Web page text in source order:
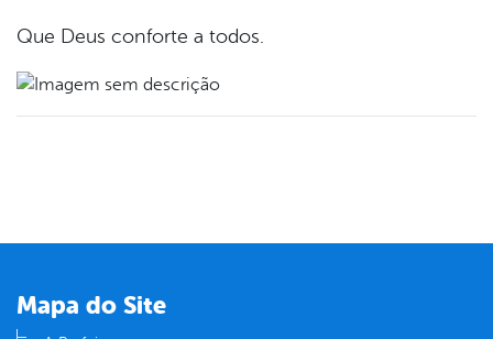
Que Deus conforte a todos.
Mapa do Site